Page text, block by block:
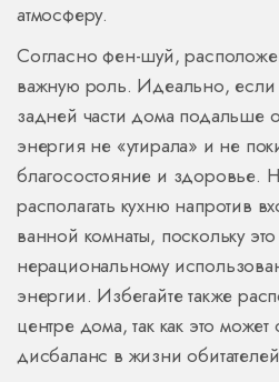
атмосферу.
Согласно фен-шуй,
важную роль. Идеально, если
задней части дома подальше
энергия не «утирала» и не
благосостояние и здоровье.
располагать кухню напротив
ванной комнаты, поскольку
нерациональному
энергии. Избегайте также
центре дома, так как это может
дисбаланс в жизни